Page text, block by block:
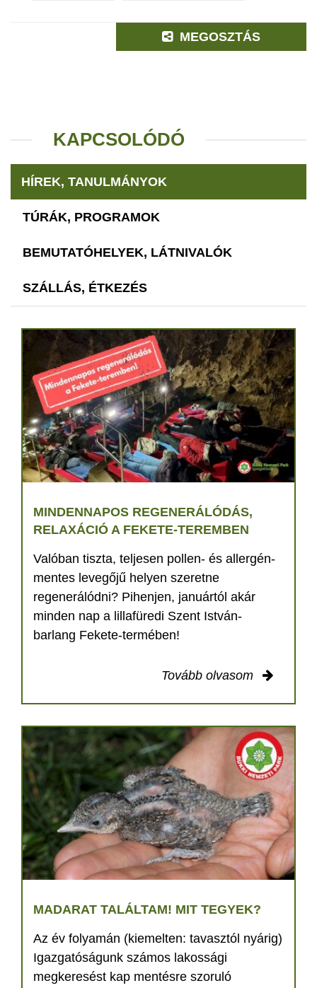
MEGOSZTÁS
KAPCSOLÓDÓ
HÍREK, TANULMÁNYOK
TÚRÁK, PROGRAMOK
BEMUTATÓHELYEK, LÁTNIVALÓK
SZÁLLÁS, ÉTKEZÉS
MINDENNAPOS REGENERÁLÓDÁS,
RELAXÁCIÓ A FEKETE-TEREMBEN
Valóban tiszta, teljesen pollen- és allergén-
mentes levegőjű helyen szeretne
regenerálódni? Pihenjen, januártól akár
minden nap a lillafüredi Szent István-
barlang Fekete-termében!
Tovább olvasom
MADARAT TALÁLTAM! MIT TEGYEK?
Az év folyamán (kiemelten: tavasztól nyárig)
Igazgatóságunk számos lakossági
megkeresést kap mentésre szoruló